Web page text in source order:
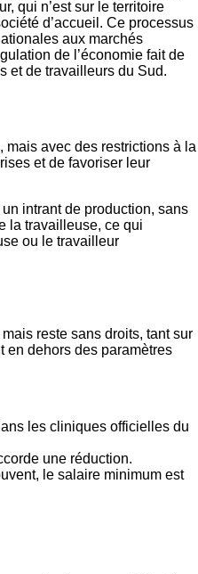
qui n’est sur le territoire
d’accueil. Ce processus
aux marchés
de l’économie fait de
et de travailleurs du Sud.
mais avec des restrictions à la
et de favoriser leur
intrant de production, sans
la travailleuse, ce qui
ou le travailleur
reste sans droits, tant sur
en dehors des paramètres
les cliniques officielles du
une réduction.
le salaire minimum est